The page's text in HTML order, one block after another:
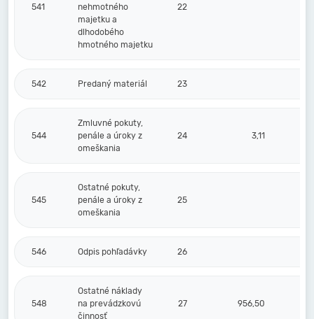
541
nehmotného
majetku a
dlhodobého
hmotného majetku
22
542 Predaný materiál 23
544
Zmluvné pokuty,
penále a úroky z
omeškania
24 3,11
545
Ostatné pokuty,
penále a úroky z
omeškania
25
546 Odpis pohľadávky 26
548
Ostatné náklady
na prevádzkovú
činnosť
27 956,50